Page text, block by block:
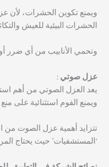
ويمنع تكوين الحشرات، لأن
الحشرات البيئية للعيش
وتحمي الأنابيب من أي ضرر
عزل صوتي :
يعد العزل الصوتي من أهم
ويمنع الفوم استثنائية على
تتزايد أهمية عزل الصوت من
‘المستشفيات’ حيث يحتاج